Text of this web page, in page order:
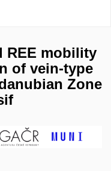
REE mobility
of vein-type
Zone